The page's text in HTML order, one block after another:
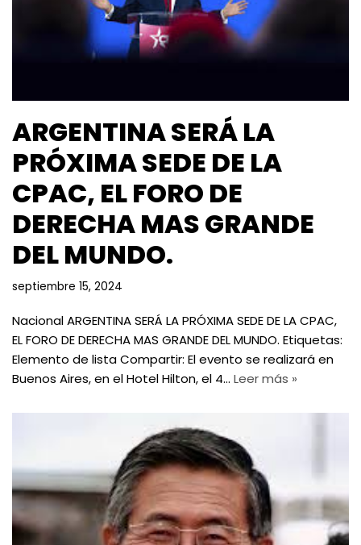
ARGENTINA SERÁ LA
PRÓXIMA SEDE DE LA
CPAC, EL FORO DE
DERECHA MAS GRANDE
DEL MUNDO.
septiembre 15, 2024
Nacional ARGENTINA SERÁ LA PRÓXIMA SEDE DE LA CPAC,
EL FORO DE DERECHA MAS GRANDE DEL MUNDO. Etiquetas:
Elemento de lista Compartir: El evento se realizará en
Buenos Aires, en el Hotel Hilton, el 4… Leer más »